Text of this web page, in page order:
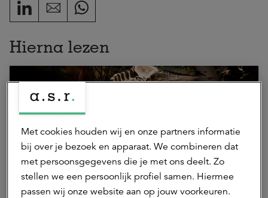
Hierna lezen
07 mei 2026 | 3 min.
Met cookies houden wij en onze partners informatie
bij over je bezoek en apparaat. We combineren dat
met persoonsgegevens die je met ons deelt. Zo
stellen we een persoonlijk profiel samen. Hiermee
passen wij onze website aan op jouw voorkeuren.